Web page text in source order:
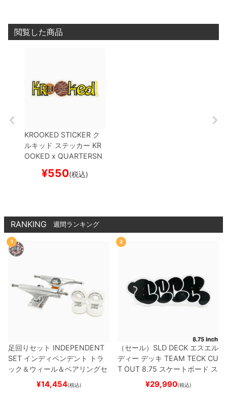
閲覧した商品
KROOKED STICKER ク
ルキッド ステッカー KR
OOKED x QUARTERSN
ケートボード スケボー
¥550(税込)
RANKING 週間ランキング
1
足回りセット INDEPENDENT
SET インディペンデント
トラ
ック＆ウィール＆ベアリングセ
（トリック用）
ード スケボー
¥14,454(税込)
2
（セール） SLD DECK エスエル
ディー デッキ TEAM TECK CU
T OUT 8.75 スケートボード ス
¥29,990(税込)